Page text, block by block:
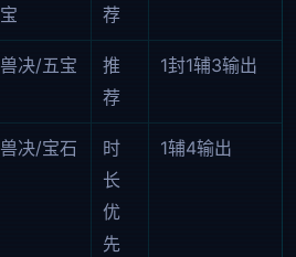
宝
荐
兽决/五宝
推
荐
1封1辅3输出
兽决/宝石
时
长
优
先
1辅4输出